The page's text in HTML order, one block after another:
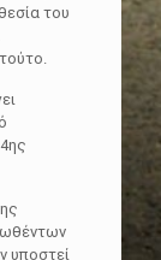
του
υποστεί